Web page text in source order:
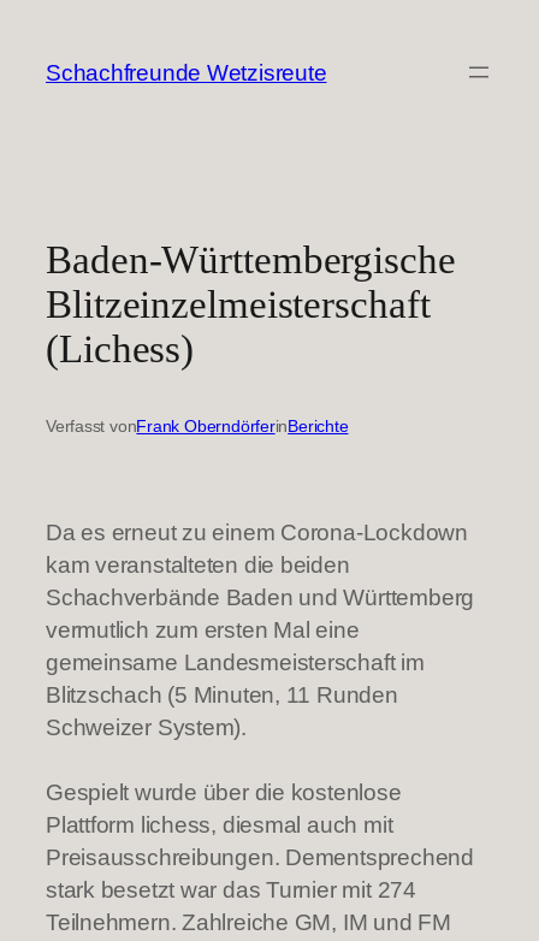
springen
Schachfreunde Wetzisreute
Baden-Württembergische
Blitzeinzelmeisterschaft
(Lichess)
Verfasst vonFrank OberndörferinBerichte
Da es erneut zu einem Corona-Lockdown
kam veranstalteten die beiden
Schachverbände Baden und Württemberg
vermutlich zum ersten Mal eine
gemeinsame Landesmeisterschaft im
Blitzschach (5 Minuten, 11 Runden
Schweizer System).
Gespielt wurde über die kostenlose
Plattform lichess, diesmal auch mit
Preisausschreibungen. Dementsprechend
stark besetzt war das Turnier mit 274
Teilnehmern. Zahlreiche GM, IM und FM